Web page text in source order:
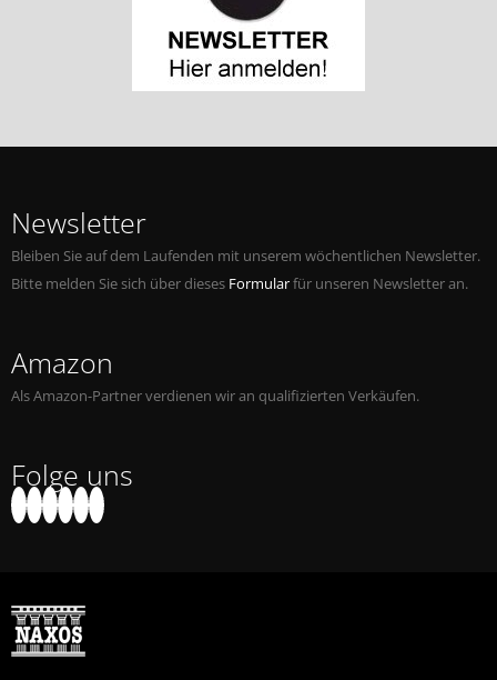
Newsletter
Bleiben Sie auf dem Laufenden mit unserem wöchentlichen Newsletter.
Bitte melden Sie sich über dieses Formularfür unseren Newsletter an.
Amazon
Als Amazon-Partner verdienen wir an qualifizierten Verkäufen.
Folge uns